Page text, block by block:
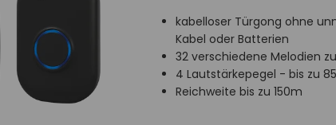
kabelloser Türgong ohne
Kabel oder Batterien
32 verschiedene Melodien
4 Lautstärkepegel - bis zu
Reichweite bis zu 150m